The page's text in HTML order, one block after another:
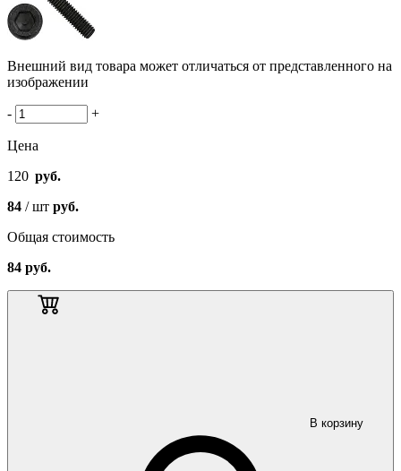
Внешний вид товара может отличаться от представленного на
изображении
- +
Цена
120 руб.
84 / шт руб.
Общая стоимость
84 руб.
В корзину